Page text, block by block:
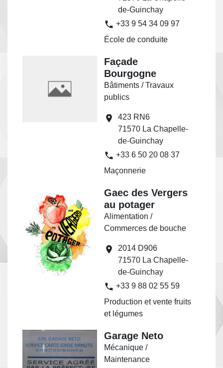
de-Guinchay
phone +33 9 54 34 09 97
École de conduite
Façade
Bourgogne
Bâtiments / Travaux
publics
location_on
423 RN6
71570 La Chapelle-
de-Guinchay
phone +33 6 50 20 08 37
Maçonnerie
Gaec des Vergers
au potager
Alimentation /
Commerces de bouche
location_on
2014 D906
71570 La Chapelle-
de-Guinchay
phone +33 9 88 02 55 59
Production et vente fruits
et légumes
Garage Neto
Mécanique /
Maintenance